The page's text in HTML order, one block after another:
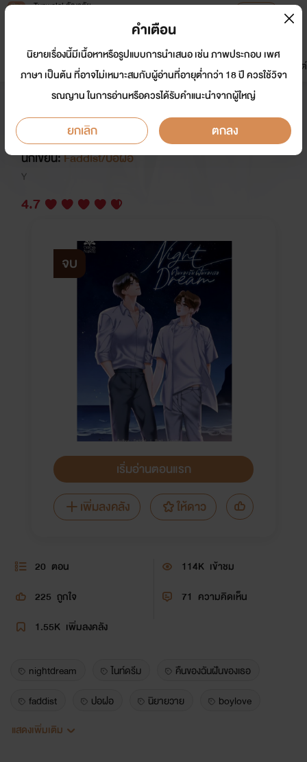
Tunwalai ธัญวลัย
หน้าแรก นิยาย อีบุ๊ก การ์ตูน
มาใหม่
ดรีมแชท ธัญลิสต์
NIGHT DREAM คืนของฉันฝันของ
นักเขียน:Faddist/ป้อฝอ
Y
4.7
จบ
เริ่มอ่านตอนแรก
เพิ่มลงคลัง
ให้ดาว
20 ตอน 114K เข้าชม
225 ถูกใจ 71 ความคิดเห็น
1.55K เพิ่มลงคลัง
nightdream ไนท์ดรีม
คืนของฉันฝันของเธอ
faddist
ปอฝอ นิยายวาย
boylove
yaoil
แสดงเพิ่มเติม
คำเตือน
นิยายเรื่องนี้มีเนื้อหาหรือรูปแบบการนำเสนอ เช่น ภาพประกอบ เพศ
ภาษา เป็นต้น ที่อาจไม่เหมาะสมกับผู้อ่านที่อายุต่ำกว่า 18 ปี ควรใช้วิจา
รณญาน ในการอ่านหรือควรได้รับคำแนะนำจากผู้ใหญ่
ยกเลิก ตกลง